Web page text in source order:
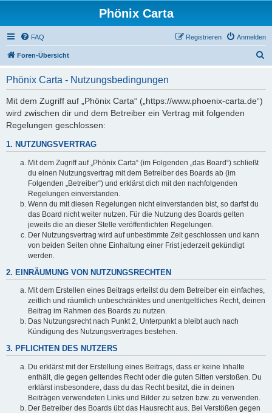
Phönix Carta
FAQ Anmelden
Registrieren
Foren-Übersicht
Phönix Carta - Nutzungsbedingungen
Mit dem Zugriff auf „Phönix Carta“ („https://www.phoenix-carta.de“)
wird zwischen dir und dem Betreiber ein Vertrag mit folgenden
Regelungen geschlossen:
1. NUTZUNGSVERTRAG
Mit dem Zugriff auf „Phönix Carta“ (im Folgenden „das Board“) schließt
du einen Nutzungsvertrag mit dem Betreiber des Boards ab (im
Folgenden „Betreiber“) und erklärst dich mit den nachfolgenden
Regelungen einverstanden.
Wenn du mit diesen Regelungen nicht einverstanden bist, so darfst du
das Board nicht weiter nutzen. Für die Nutzung des Boards gelten
jeweils die an dieser Stelle veröffentlichten Regelungen.
Der Nutzungsvertrag wird auf unbestimmte Zeit geschlossen und kann
von beiden Seiten ohne Einhaltung einer Frist jederzeit gekündigt
werden.
2. EINRÄUMUNG VON NUTZUNGSRECHTEN
Mit dem Erstellen eines Beitrags erteilst du dem Betreiber ein einfaches,
zeitlich und räumlich unbeschränktes und unentgeltliches Recht, deinen
Beitrag im Rahmen des Boards zu nutzen.
Das Nutzungsrecht nach Punkt 2, Unterpunkt a bleibt auch nach
Kündigung des Nutzungsvertrages bestehen.
3. PFLICHTEN DES NUTZERS
Du erklärst mit der Erstellung eines Beitrags, dass er keine Inhalte
enthält, die gegen geltendes Recht oder die guten Sitten verstoßen. Du
erklärst insbesondere, dass du das Recht besitzt, die in deinen
Beiträgen verwendeten Links und Bilder zu setzen bzw. zu verwenden.
Der Betreiber des Boards übt das Hausrecht aus. Bei Verstößen gegen